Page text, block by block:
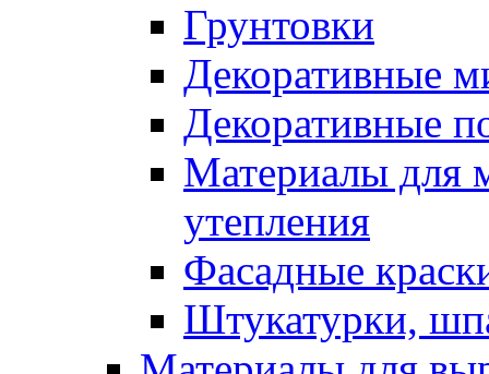
Грунтовки
Декоративные
Декоративные
Материалы для
утепления
Фасадные
Штукатурки,